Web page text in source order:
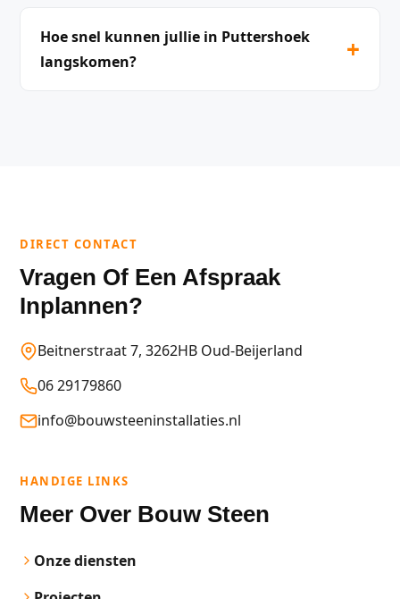
Hoe snel kunnen jullie in Puttershoek
langskomen?
+
DIRECT CONTACT
Vragen Of Een Afspraak
Inplannen?
Beitnerstraat 7, 3262HB Oud-Beijerland
06 29179860
info@bouwsteeninstallaties.nl
HANDIGE LINKS
Meer Over Bouw Steen
Onze diensten